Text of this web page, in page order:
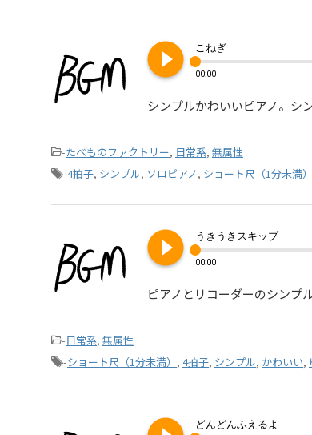
play_circle_filled こねぎ
00:00
シンプルかわいいピアノ。シ
-たべものファクトリー, 日常系, 無属性
-4拍子, シンプル, ソロピアノ, ショート尺（1分未満）
play_circle_filled うきうきスキップ
00:00
ピアノとリコーダーのシンプ
-日常系, 無属性
-ショート尺（1分未満） , 4拍子, シンプル, かわいい,
どんどんふえるよ